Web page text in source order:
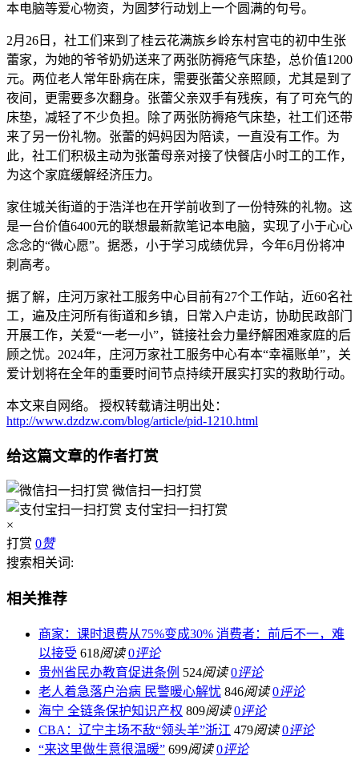
本电脑等爱心物资，为圆梦行动划上一个圆满的句号。
2月26日，社工们来到了桂云花满族乡岭东村宫屯的初中生张
蕾家，为她的爷爷奶奶送来了两张防褥疮气床垫，总价值1200
元。两位老人常年卧病在床，需要张蕾父亲照顾，尤其是到了
夜间，更需要多次翻身。张蕾父亲双手有残疾，有了可充气的
床垫，减轻了不少负担。除了两张防褥疮气床垫，社工们还带
来了另一份礼物。张蕾的妈妈因为陪读，一直没有工作。为
此，社工们积极主动为张蕾母亲对接了快餐店小时工的工作，
为这个家庭缓解经济压力。
家住城关街道的于浩洋也在开学前收到了一份特殊的礼物。这
是一台价值6400元的联想最新款笔记本电脑，实现了小于心心
念念的“微心愿”。据悉，小于学习成绩优异，今年6月份将冲
刺高考。
据了解，庄河万家社工服务中心目前有27个工作站，近60名社
工，遍及庄河所有街道和乡镇，日常入户走访，协助民政部门
开展工作，关爱“一老一小”，链接社会力量纾解困难家庭的后
顾之忧。2024年，庄河万家社工服务中心有本“幸福账单”，关
爱计划将在全年的重要时间节点持续开展实打实的救助行动。
本文来自网络。 授权转载请注明出处：
http://www.dzdzw.com/blog/article/pid-1210.html
给这篇文章的作者打赏
微信扫一扫打赏
支付宝扫一扫打赏
×
打赏 0赞
搜索相关词:
相关推荐
商家：课时退费从75%变成30% 消费者：前后不一，难
以接受 618阅读 0评论
贵州省民办教育促进条例 524阅读 0评论
老人着急落户治病 民警暖心解忧 846阅读 0评论
海宁 全链条保护知识产权 809阅读 0评论
CBA：辽宁主场不敌“领头羊”浙江 479阅读 0评论
“来这里做生意很温暖” 699阅读 0评论